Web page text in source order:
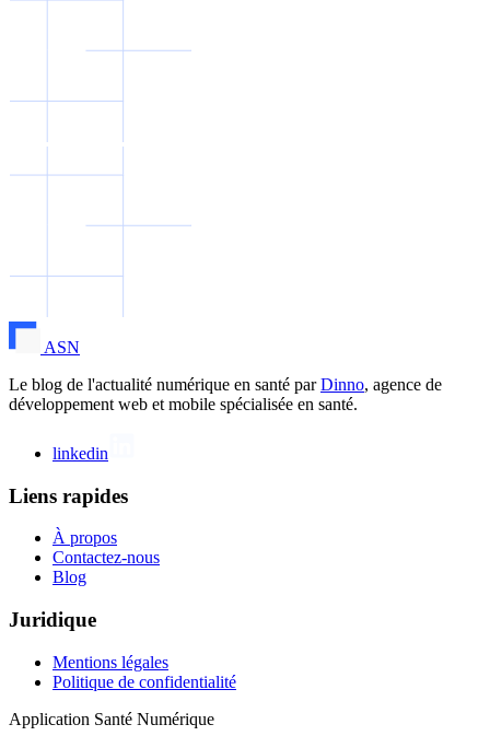
ASN
Le blog de l'actualité numérique en santé parDinno, agence de
développement web et mobile spécialisée en santé.
linkedin
Liens rapides
À propos
Contactez-nous
Blog
Juridique
Mentions légales
Politique de confidentialité
Application Santé Numérique